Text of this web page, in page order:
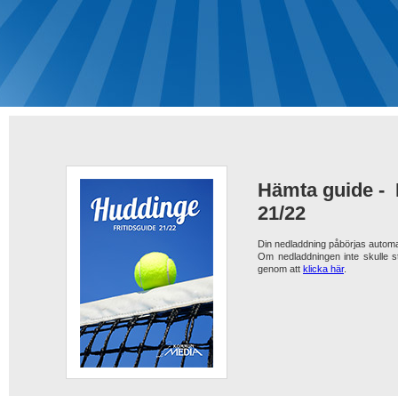
Hämta guide -
21/22
Din nedladdning påbörjas
Om nedladdningen inte skulle
genom att klicka här.